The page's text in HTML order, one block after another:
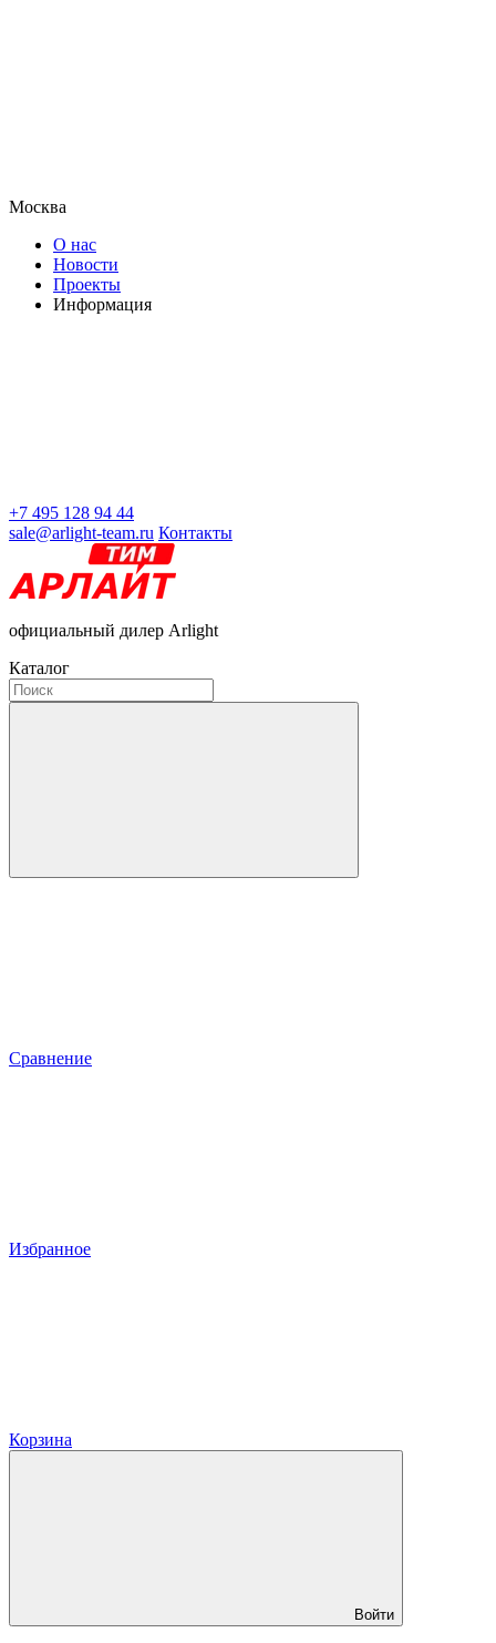
Москва
О нас
Новости
Проекты
Информация
+7 495 128 94 44
sale@arlight-team.ru Контакты
официальный дилер Arlight
Каталог
Сравнение
Избранное
Корзина
Войти